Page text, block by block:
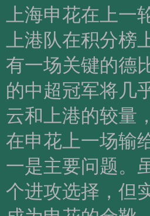
上海申花在上
上港队在积分
有一场关键的德
的中超冠军将几
云和上港的较量
在申花上一场输
一是主要问题。
个进攻选择，但